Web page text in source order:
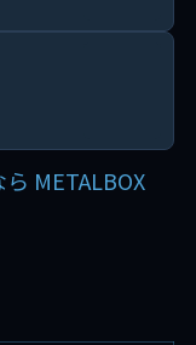
METALBOX